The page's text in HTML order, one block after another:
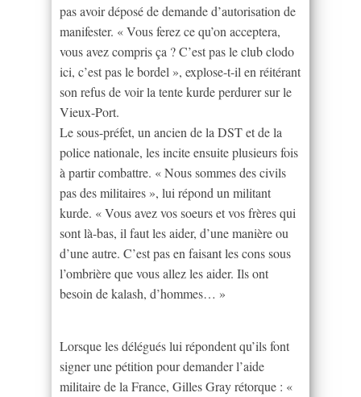
pas avoir déposé de demande d’autorisation de
manifester. « Vous ferez ce qu’on acceptera,
vous avez compris ça ? C’est pas le club clodo
ici, c’est pas le bordel », explose-t-il en réitérant
son refus de voir la tente kurde perdurer sur le
Vieux-Port.
Le sous-préfet, un ancien de la DST et de la
police nationale, les incite ensuite plusieurs fois
à partir combattre. « Nous sommes des civils
pas des militaires », lui répond un militant
kurde. « Vous avez vos soeurs et vos frères qui
sont là-bas, il faut les aider, d’une manière ou
d’une autre. C’est pas en faisant les cons sous
l’ombrière que vous allez les aider. Ils ont
besoin de kalash, d’hommes… »
Lorsque les délégués lui répondent qu’ils font
signer une pétition pour demander l’aide
militaire de la France, Gilles Gray rétorque : «